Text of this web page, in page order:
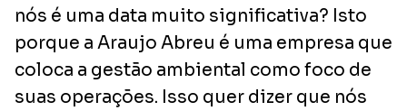
nós é uma data muito significativa? Isto
porque a Araujo Abreu é uma empresa que
coloca a gestão ambiental como foco de
suas operações. Isso quer dizer que nós